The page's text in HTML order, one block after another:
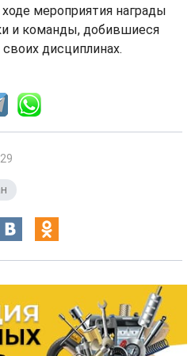
мероприятия награды
и команды, добившиеся
дисциплинах.